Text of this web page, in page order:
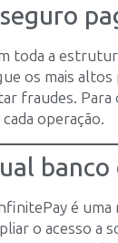
toda a
os mais
fraudes. Para
cada operação.
é uma
o acesso a